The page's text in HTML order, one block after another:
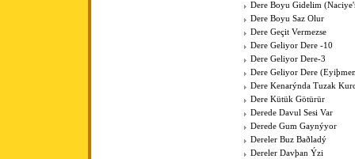
Dere Boyu Gidelim
Dere Boyu Saz Olur
Dere Geçit Vermezse
Dere Geliyor Dere -10
Dere Geliyor Dere-3
Dere Geliyor Dere
Dere Kenarýnda Tuzak
Dere Kütük Götürür
Derede Davul Sesi Var
Derede Gum Gaynýyor
Dereler Buz Baðladý
Dereler Davþan Ýzi